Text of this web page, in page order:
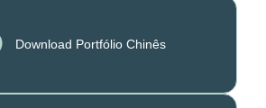
Download Portfólio Chinês